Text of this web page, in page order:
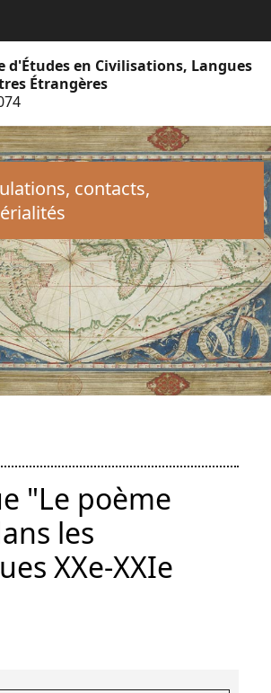
d'Études en Civilisations, Langues
Étrangères
contacts,
"Le poème
les
XXe-XXIe
panel